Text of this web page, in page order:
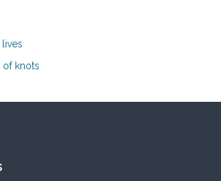
of knots